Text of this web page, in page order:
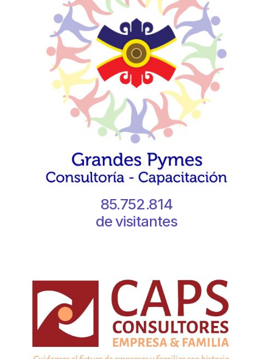
85.752.814
de visitantes